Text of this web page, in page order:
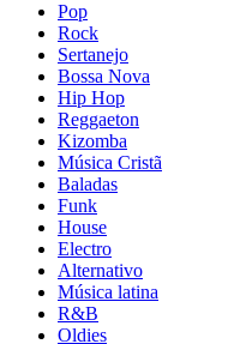
Pop
Rock
Sertanejo
Bossa Nova
Hip Hop
Reggaeton
Kizomba
Música Cristã
Baladas
Funk
House
Electro
Alternativo
Música latina
R&B
Oldies